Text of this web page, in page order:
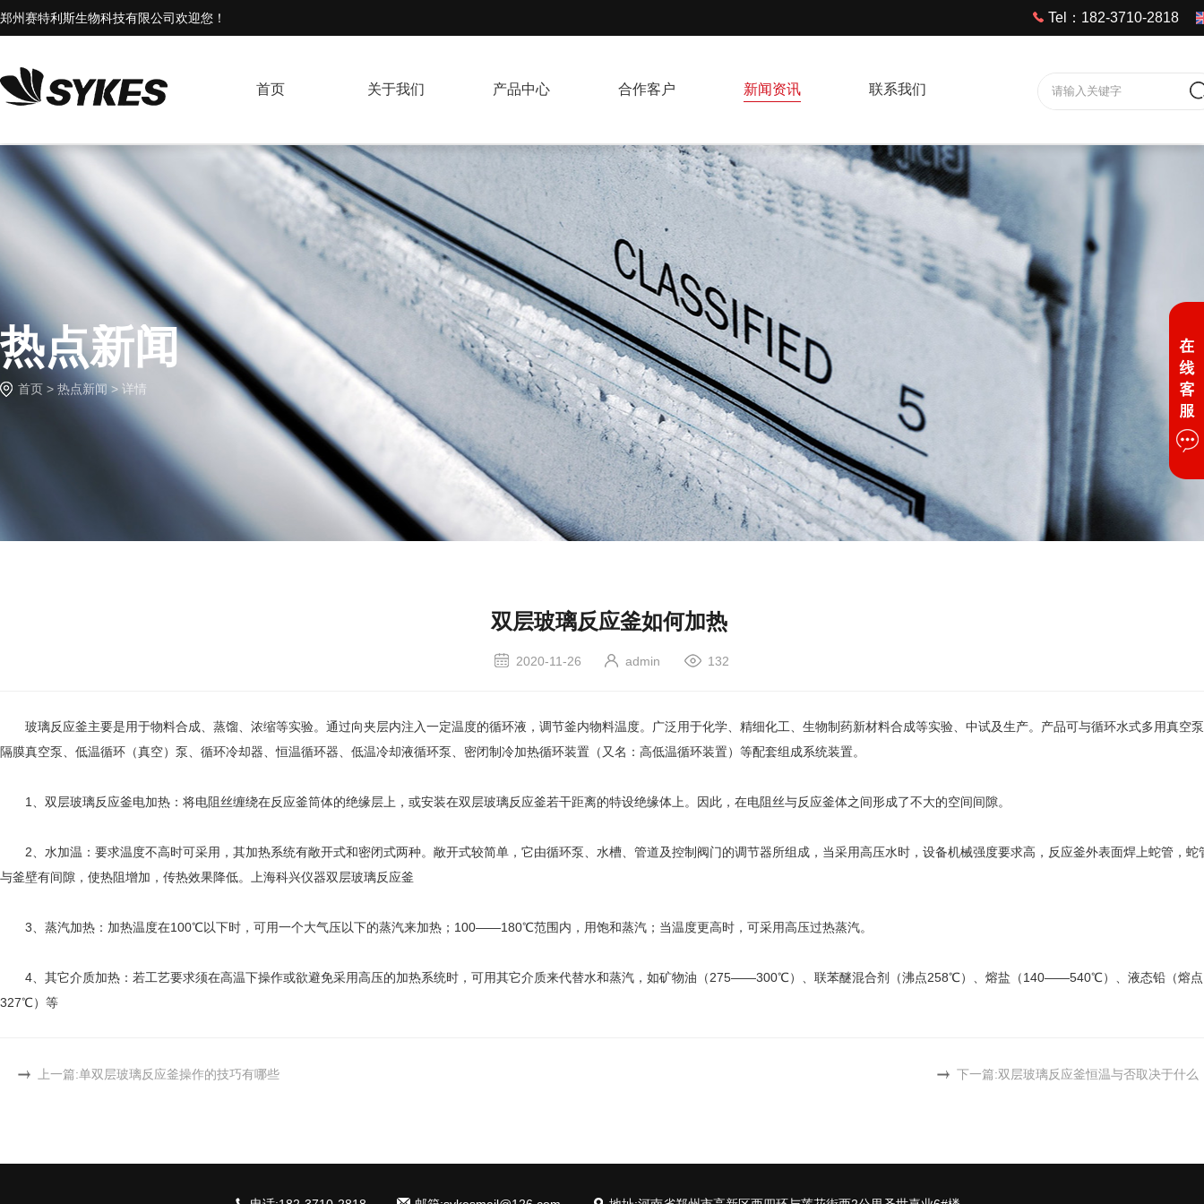
郑州赛特利斯生物科技有限公司欢迎您！ Tel：182-3710-2818
首页 关于我们 产品中心 合作客户 新闻资讯 联系我们
热点新闻
首页 > 热点新闻 > 详情
双层玻璃反应釜如何加热
2020-11-26 admin 132
玻璃反应釜主要是用于物料合成、蒸馏、浓缩等实验。通过向夹层内注入一定温度的循环液，调节釜内物料温度。广泛用于化学、精细化工、生物制药新材料合成等实验、中试及生产。产品可与循环水式多用真空
隔膜真空泵、低温循环（真空）泵、循环冷却器、恒温循环器、低温冷却液循环泵、密闭制冷加热循环装置（又名：高低温循环装置）等配套组成系统装置。
1、双层玻璃反应釜电加热：将电阻丝缠绕在反应釜筒体的绝缘层上，或安装在双层玻璃反应釜若干距离的特设绝缘体上。因此，在电阻丝与反应釜体之间形成了不大的空间间隙。
2、水加温：要求温度不高时可采用，其加热系统有敞开式和密闭式两种。敞开式较简单，它由循环泵、水槽、管道及控制阀门的调节器所组成，当采用高压水时，设备机械强度要求高，反应釜外表面焊上蛇管，蛇
与釜壁有间隙，使热阻增加，传热效果降低。上海科兴仪器双层玻璃反应釜
3、蒸汽加热：加热温度在100℃以下时，可用一个大气压以下的蒸汽来加热；100——180℃范围内，用饱和蒸汽；当温度更高时，可采用高压过热蒸汽。
4、其它介质加热：若工艺要求须在高温下操作或欲避免采用高压的加热系统时，可用其它介质来代替水和蒸汽，如矿物油（275——300℃）、联苯醚混合剂（沸点258℃）、熔盐（140——540℃）、液态铅（熔点
327℃）等
上一篇:单双层玻璃反应釜操作的技巧有哪些 下一篇:双层玻璃反应釜恒温与否取决于什么